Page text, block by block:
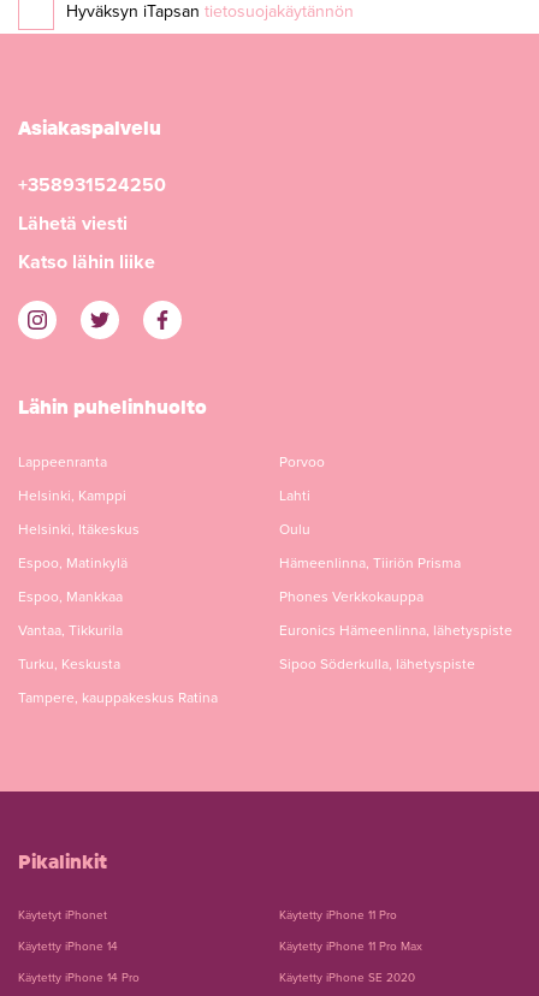
Hyväksyn iTapsan tietosuojakäytännön
Asiakaspalvelu
+358931524250
Lähetä viesti
Katso lähin liike
Lähin puhelinhuolto
Lappeenranta
Helsinki, Kamppi
Helsinki, Itäkeskus
Espoo, Matinkylä
Espoo, Mankkaa
Vantaa, Tikkurila
Turku, Keskusta
Tampere, kauppakeskus Ratina
Porvoo
Lahti
Oulu
Hämeenlinna, Tiiriön Prisma
Phones Verkkokauppa
Euronics Hämeenlinna, lähetyspiste
Sipoo Söderkulla, lähetyspiste
Pikalinkit
Käytetyt iPhonet
Käytetty iPhone 14
Käytetty iPhone 14 Pro
Käytetty iPhone 11 Pro
Käytetty iPhone 11 Pro Max
Käytetty iPhone SE 2020